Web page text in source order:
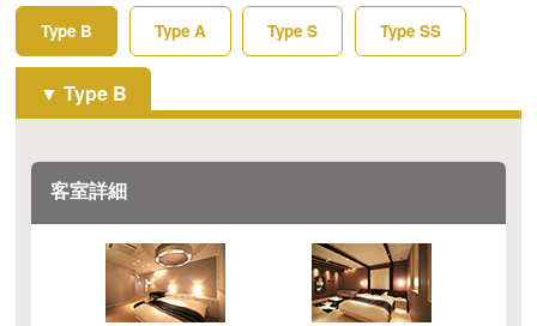
Type B Type A Type S Type SS
Type B
客室詳細